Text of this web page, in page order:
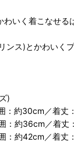
いく着こなせる
ンス)とかわいく
)
：約30cm／着丈
：約36cm／着丈
：約42cm／着丈